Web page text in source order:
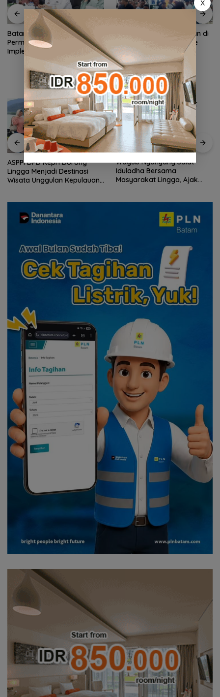
Batam Tawarkan Konsep
Permukiman Terpadu dalam
Implementasi Program 3
Juta Rumah
Akhir Pekan, Arus Wisman di
Pelabuhan Batam Centre
Membludak
ASPPI DPD Kepri Dorong
Lingga Menjadi Destinasi
Wisata Unggulan Kepulauan
Wagub Nyanyang Salat
Iduladha Bersama
Masyarakat Lingga, Ajak
X